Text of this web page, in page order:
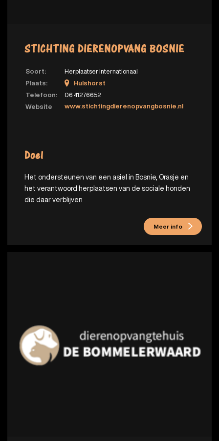
STICHTING DIERENOPVANG BOSNIE
Soort:
Herplaatser internationaal
Plaats:
Hulshorst
Telefoon:
06 41276652
Website
www.stichtingdierenopvangbosnie.nl
Doel
Het ondersteunen van een asiel in Bosnie, Orasje en
het verantwoord herplaatsen van de sociale honden
die daar verblijven
Meer info